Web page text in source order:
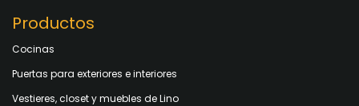
Productos
Cocinas
Puertas para exteriores e interiores
Vestieres, closet y muebles de Lino